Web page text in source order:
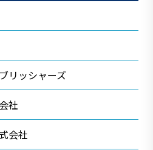
リッシャーズ
社
会社